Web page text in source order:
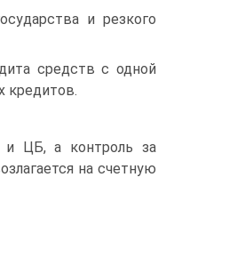
и резкого
средств с одной
кредитов.
и ЦБ, а контроль за
на счетную